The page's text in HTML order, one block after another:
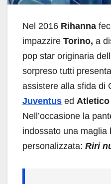
Nel 2016 Rihanna
impazzire Torino, a
pop star originaria
sorpreso tutti
assistere alla sfida di
Juventus ed Atletico
Nell’occasione la
indossato una maglia
personalizzata: Riri